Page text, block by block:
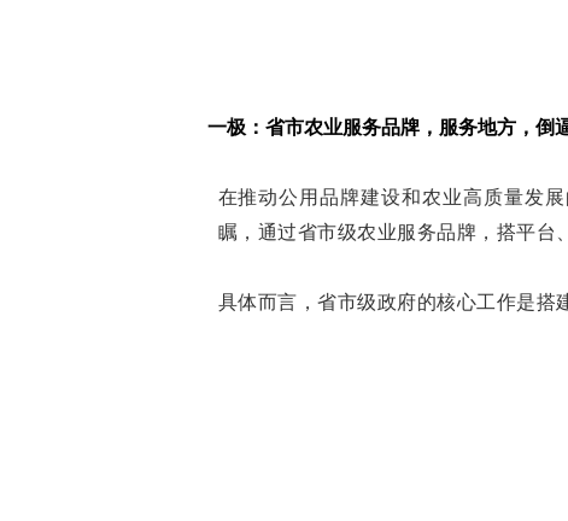
一极：省市农业服务品牌，服务地方，倒
在推动公用品牌建设和农业高质量发
瞩，通过省市级农业服务品牌，搭平台
具体而言，省市级政府的核心工作是搭